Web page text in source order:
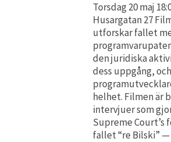
Torsdag 20 maj
Husargatan 27
utforskar fallet
den juridiska
dess uppgång,
helhet. Filmen är
intervjuer som
Supreme Court’s
fallet “re Bilski”